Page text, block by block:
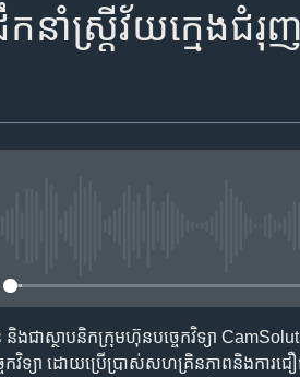
ាំ​ស្ត្រី​វ័យ​ក្មេង​ជំរុ
ា​ស្ថាបនិក​ក្រុមហ៊ុន​បច្ចេកវិទ្យា
កវិទ្យា ​ដោយ​ប្រើប្រាស់​សហគ្រិន​ភាព​និង​ការ​